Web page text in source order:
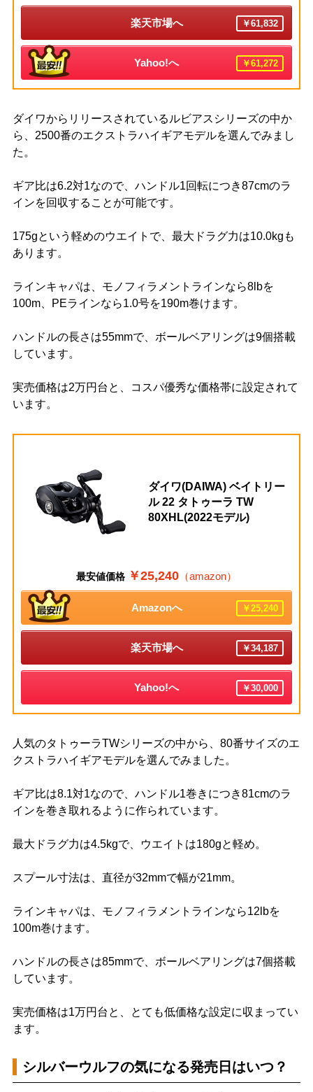
楽天市場へ ￥61,832
Yahoo!へ ￥61,272
ダイワからリリースされているルビアスシリーズの中か
ら、2500番のエクストラハイギアモデルを選んでみまし
た。
ギア比は6.2対1なので、ハンドル1回転につき87cmのラ
インを回収することが可能です。
175gという軽めのウエイトで、最大ドラグ力は10.0kgも
あります。
ラインキャパは、モノフィラメントラインなら8lbを
100m、PEラインなら1.0号を190m巻けます。
ハンドルの長さは55mmで、ボールベアリングは9個搭載
しています。
実売価格は2万円台と、コスパ優秀な価格帯に設定されて
います。
ダイワ(DAIWA) ベイトリー
ル 22 タトゥーラ TW
80XHL(2022モデル)
最安値価格 ￥25,240 （amazon）
Amazonへ ￥25,240
楽天市場へ ￥34,187
Yahoo!へ ￥30,000
人気のタトゥーラTWシリーズの中から、80番サイズのエ
クストラハイギアモデルを選んでみました。
ギア比は8.1対1なので、ハンドル1巻きにつき81cmのラ
インを巻き取れるように作られています。
最大ドラグ力は4.5kgで、ウエイトは180gと軽め。
スプール寸法は、直径が32mmで幅が21mm。
ラインキャパは、モノフィラメントラインなら12lbを
100m巻けます。
ハンドルの長さは85mmで、ボールベアリングは7個搭載
しています。
実売価格は1万円台と、とても低価格な設定に収まってい
ます。
シルバーウルフの気になる発売日はいつ？